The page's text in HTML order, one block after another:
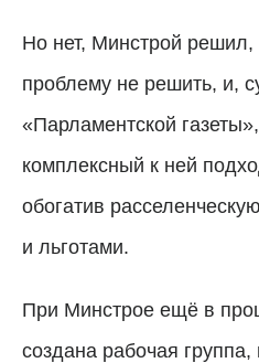
Но нет, Минстрой
проблему не решить, и,
«Парламентской
комплексный к ней
обогатив
и льготами.
При Минстрое ещё в
создана рабочая